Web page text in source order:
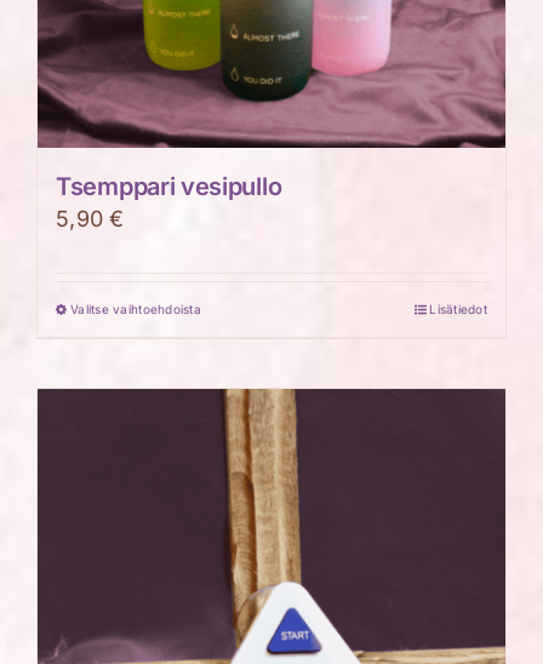
Tsemppari vesipullo
5,90€
Valitse vaihtoehdoistaTällä
on
useampi
muunnelma.
Voit
tehdä
valinnat
tuotteen
sivulla.
Lisätiedot